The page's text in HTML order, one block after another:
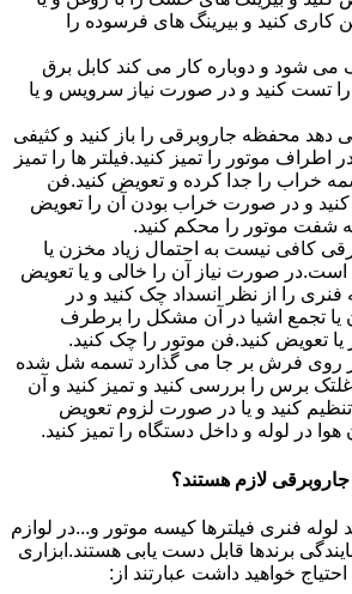
کنید و بیرینگ های فرسوده را
می شود و دوباره کار می کند کابل برق
را تست کنید و در صورت نیاز سرویس و یا
دهد محفظه جاروبرقی را باز کنید و کثیفی
اطراف موتور را تمیز کنید.فیلتر ها را تمیز
خراب را جدا کرده و تعویض کنید.فن
کنید و در صورت خراب بودن آن را تعویض
شفت موتور را محکم کنید.
کافی نیست به احتمال زیاد مخزن یا
صورت نیاز آن را خالی و یا تعویض
فنری را از نظر انسداد چک کنید و در
تجمع اشیا در آن مشکل را برطرف
یا تعویض کنید.فن موتور را چک کنید.
روی فرش بر جا می گذارد تسمه شل شده
برس را بررسی کنید و تمیز کنید و آن
کنید و یا در صورت لزوم تعویض
در لوله و داخل دستگاه را تمیز کنید.
لازم هستند؟
فنری فیلترها کیسه موتور و...در لوازم
برندها قابل دست یابی هستند.ابزاری
خواهید داشت عبارتند از: